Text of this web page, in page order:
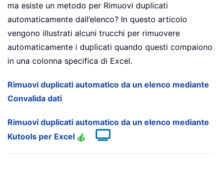
ma esiste un metodo per Rimuovi duplicati
automaticamente dall’elenco? In questo articolo
vengono illustrati alcuni trucchi per rimuovere
automaticamente i duplicati quando questi compaiono
in una colonna specifica di Excel.
Rimuovi duplicati automatico da un elenco mediante
Convalida dati
Rimuovi duplicati automatico da un elenco mediante
Kutools per Excel